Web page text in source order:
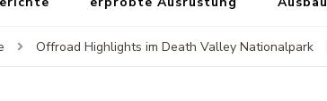
Offroad Highlights im Death Valley Nationalpark